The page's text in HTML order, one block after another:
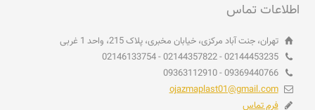
اطلاعات تماس
تهران، جنت آباد مرکزی، خیابان مخبری، پلاک 215، واحد 1 غربی
02144453235 - 02144357822 - 02146133754
09369440766 - 09363112910
ojazmaplast01@gmail.com
فرم تماس